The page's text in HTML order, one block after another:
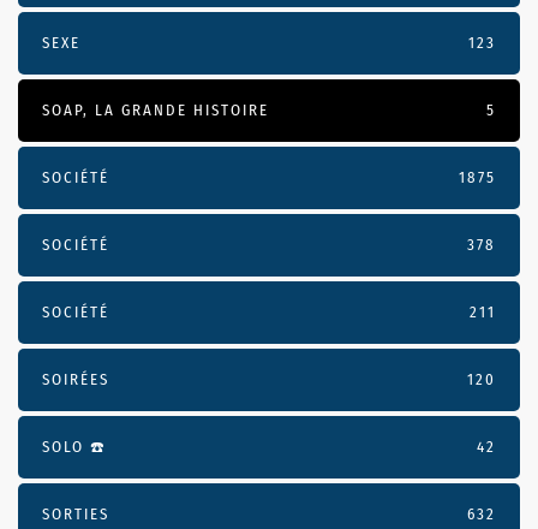
SEXE 123
SOAP, LA GRANDE HISTOIRE 5
SOCIÉTÉ 1875
SOCIÉTÉ 378
SOCIÉTÉ 211
SOIRÉES 120
SOLO ☎️ 42
SORTIES 632